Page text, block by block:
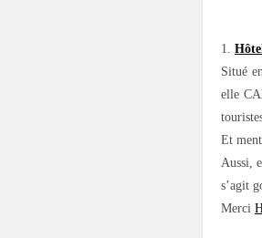
1.
Situé
elle
Et
Aussi,
s’agit
Merci